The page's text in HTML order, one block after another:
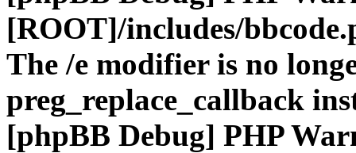
[ROOT]/includes/
The /e modifier is no
preg_replace_callback
[phpBB Debug] PHP